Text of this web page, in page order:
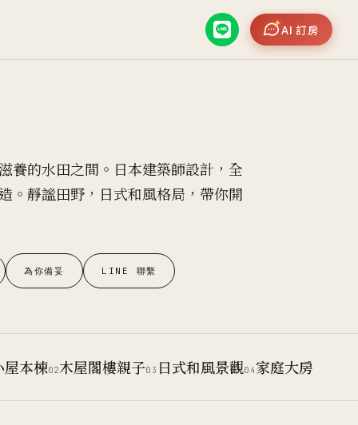
AI 訂房
養的水田之間。日本建築師設計，全
。靜謐田野，日式和風格局，帶你開
為你備妥 LINE 聯繫
屋本棟02木屋閣樓親子03 日式和風景觀04 家庭大房